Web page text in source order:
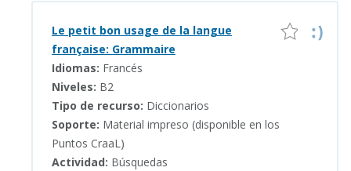
Le petit bon usage de la langue
française: Grammaire
Idiomas: Francés
Niveles: B2
Tipo de recurso: Diccionarios
Soporte: Material impreso (disponible en los
Puntos CraaL)
Actividad: Búsquedas